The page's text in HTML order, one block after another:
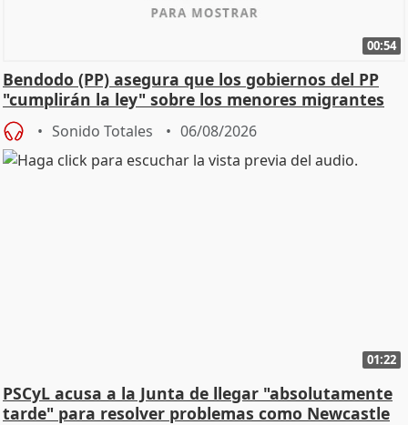
00:54
Bendodo (PP) asegura que los gobiernos del PP
"cumplirán la ley" sobre los menores migrantes
Sonido Totales 06/08/2026
01:22
PSCyL acusa a la Junta de llegar "absolutamente
tarde" para resolver problemas como Newcastle